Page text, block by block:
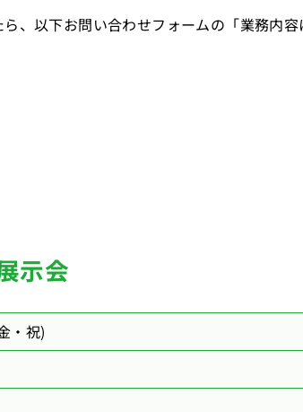
、以下お問い合わせフォームの「業務内
示会
・祝)